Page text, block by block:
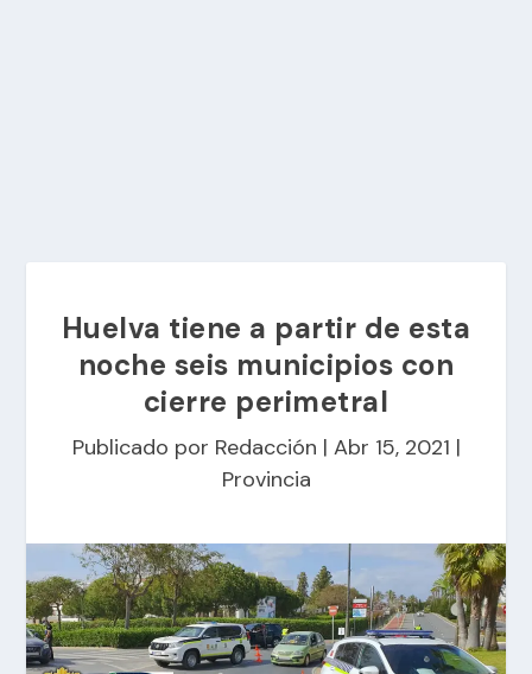
Huelva tiene a partir de esta
noche seis municipios con
cierre perimetral
Publicado por Redacción | Abr 15, 2021 |
Provincia